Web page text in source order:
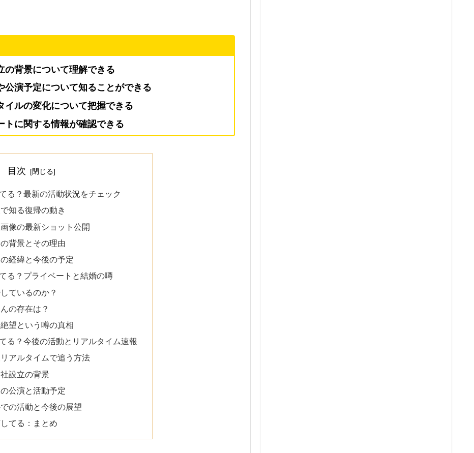
の背景について理解できる
演予定について知ることができる
イルの変化について把握できる
トに関する情報が確認できる
目次
る？最新の活動状況をチェック
知る復帰の動き
像の最新ショット公開
背景とその理由
経緯と今後の予定
る？プライベートと結婚の噂
ているのか？
の存在は？
望という噂の真相
る？今後の活動とリアルタイム速報
アルタイムで追う方法
設立の背景
公演と活動予定
の活動と今後の展望
てる：まとめ